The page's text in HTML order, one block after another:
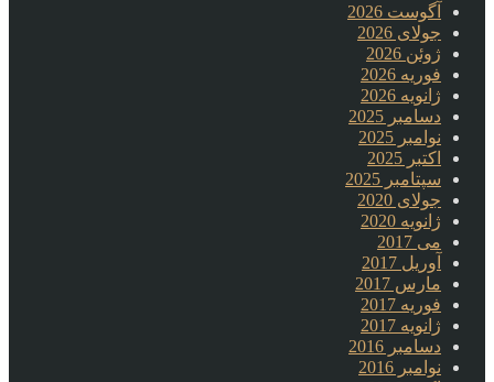
آگوست 2026
جولای 2026
ژوئن 2026
فوریه 2026
ژانویه 2026
دسامبر 2025
نوامبر 2025
اکتبر 2025
سپتامبر 2025
جولای 2020
ژانویه 2020
می 2017
آوریل 2017
مارس 2017
فوریه 2017
ژانویه 2017
دسامبر 2016
نوامبر 2016